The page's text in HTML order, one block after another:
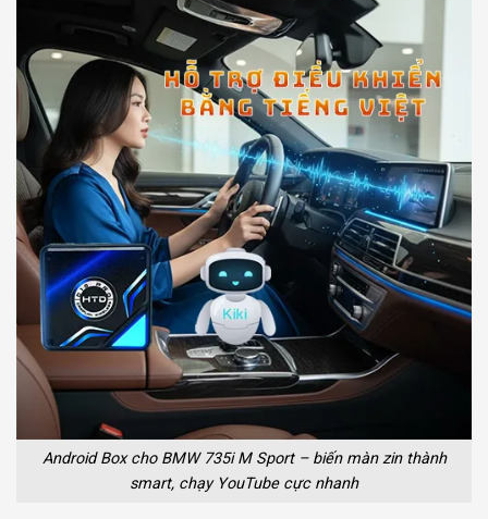
Android Box cho BMW 735i M Sport – biến màn zin thành
smart, chạy YouTube cực nhanh